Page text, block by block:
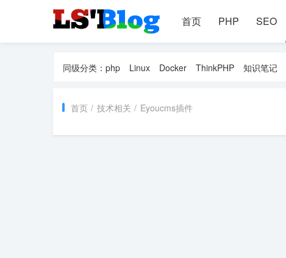
首页 PHP SEO
同级分类： php Linux Docker ThinkPHP 知识笔记
首页 / 技术相关 / Eyoucms插件